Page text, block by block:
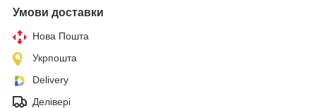
Умови доставки
Нова Пошта
Укрпошта
Delivery
Делівері